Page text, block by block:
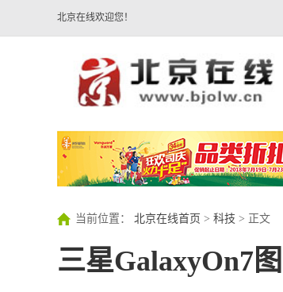
北京在线欢迎您！
当前位置： 北京在线首页 > 科技 > 正文
三星GalaxyOn7